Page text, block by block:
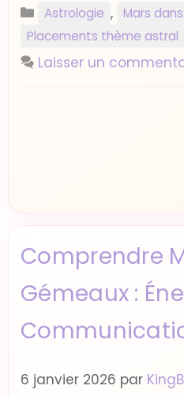
Catégories
Astrologie , Mars
Placements thème astral
Laisser un
Comprendre
Gémeaux :
6 janvier 2026 par KingB